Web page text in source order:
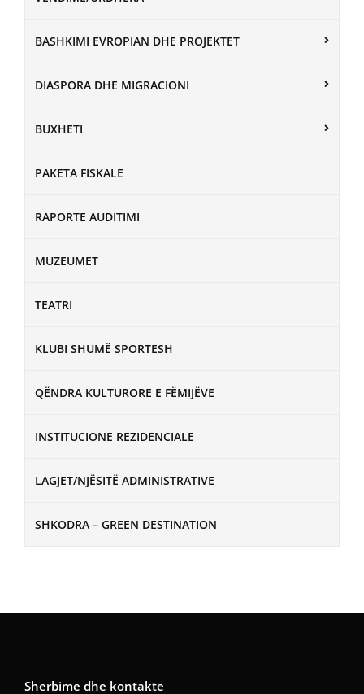
BASHKIMI EVROPIAN DHE PROJEKTET
DIASPORA DHE MIGRACIONI
BUXHETI
PAKETA FISKALE
RAPORTE AUDITIMI
MUZEUMET
TEATRI
KLUBI SHUMË SPORTESH
QËNDRA KULTURORE E FËMIJËVE
INSTITUCIONE REZIDENCIALE
LAGJET/NJËSITË ADMINISTRATIVE
SHKODRA – GREEN DESTINATION
Sherbime dhe kontakte